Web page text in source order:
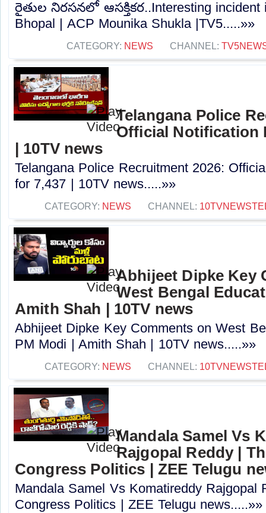
రైతుల నిరసనలో ఆసక్తికర..Interesting incident
Bhopal | ACP Mounika Shukla |TV5.....»»
CATEGORY: NEWS CHANNEL:
Telangana Police
Official Notification
| 10TV news
Telangana Police Recruitment 2026:
for 7,437 | 10TV news.....»»
CATEGORY: NEWS CHANNEL:
Abhijeet Dipke Key
West Bengal
Amith Shah | 10TV news
Abhijeet Dipke Key Comments on West
PM Modi | Amith Shah | 10TV news.....»»
CATEGORY: NEWS CHANNEL:
Mandala Samel Vs
Rajgopal Reddy |
Congress Politics | ZEE Telugu
Mandala Samel Vs Komatireddy Rajgopal
Congress Politics | ZEE Telugu news.....»»